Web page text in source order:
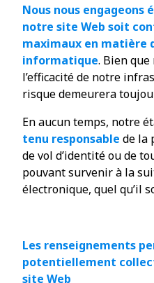
Nous nous engageons
notre site Web soit
maximaux en matière
informatique. Bien que
l’efficacité de notre
risque demeurera
En aucun temps, notre
tenu responsable de la
de vol d’identité ou de
pouvant survenir à la
électronique, quel qu’il
Les renseignements
potentiellement
site Web